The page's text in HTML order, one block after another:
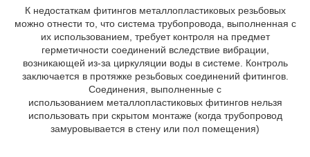
К недостаткам фитингов металлопластиковых резьбовых
можно отнести то, что система трубопровода, выполненная с
их использованием, требует контроля на предмет
герметичности соединений вследствие вибрации,
возникающей из-за циркуляции воды в системе. Контроль
заключается в протяжке резьбовых соединений фитингов.
Соединения, выполненные с
использованием металлопластиковых фитингов нельзя
использовать при скрытом монтаже (когда трубопровод
замуровывается в стену или пол помещения)